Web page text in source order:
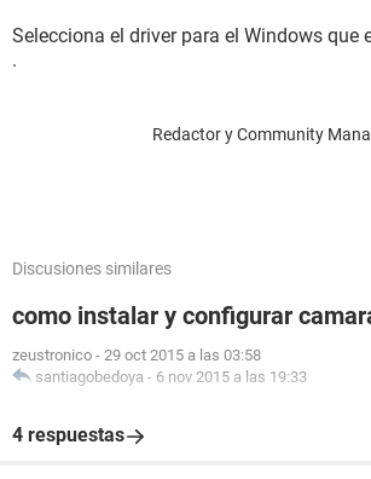
Selecciona el driver para el Windows que
.
Redactor y Community
Discusiones similares
como instalar y configurar
zeustronico - 29 oct 2015 a las 03:58
santiagobedoya - 6 nov 2015 a las 19:33
4 respuestas